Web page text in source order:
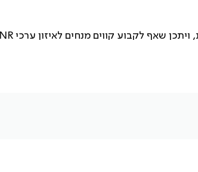
שאף לקבוע קווים מנחים לאיזון ערכיINR